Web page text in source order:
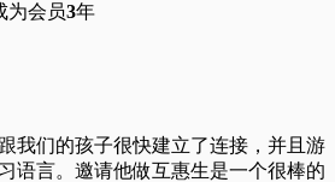
为会员3年
我们的孩子很快建立了连接，并且游
语言。邀请他做互惠生是一个很棒的